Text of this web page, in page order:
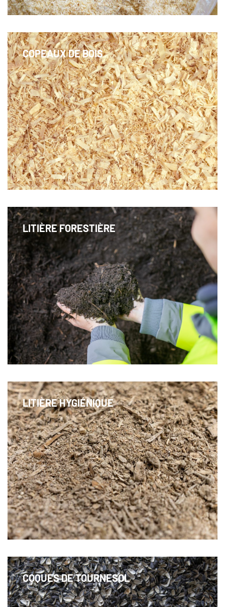
Une litière hygiénique pour les élevages laitiers
COPEAUX DE BOIS
Une litière éprouvée en bois résineux pour les
bovins laitiers, les chevaux et les volailles
LITIÈRE FORESTIÈRE
Une litière très absorbante et peu poussiéreuse
pour les chevaux
LITIÈRE HYGIÉNIQUE
COQUES DE TOURNESOL